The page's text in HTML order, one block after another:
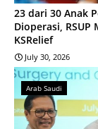
23 dari 30 Anak
Dioperasi, RSUP
KSRelief
July 30, 2026
Arab Saudi